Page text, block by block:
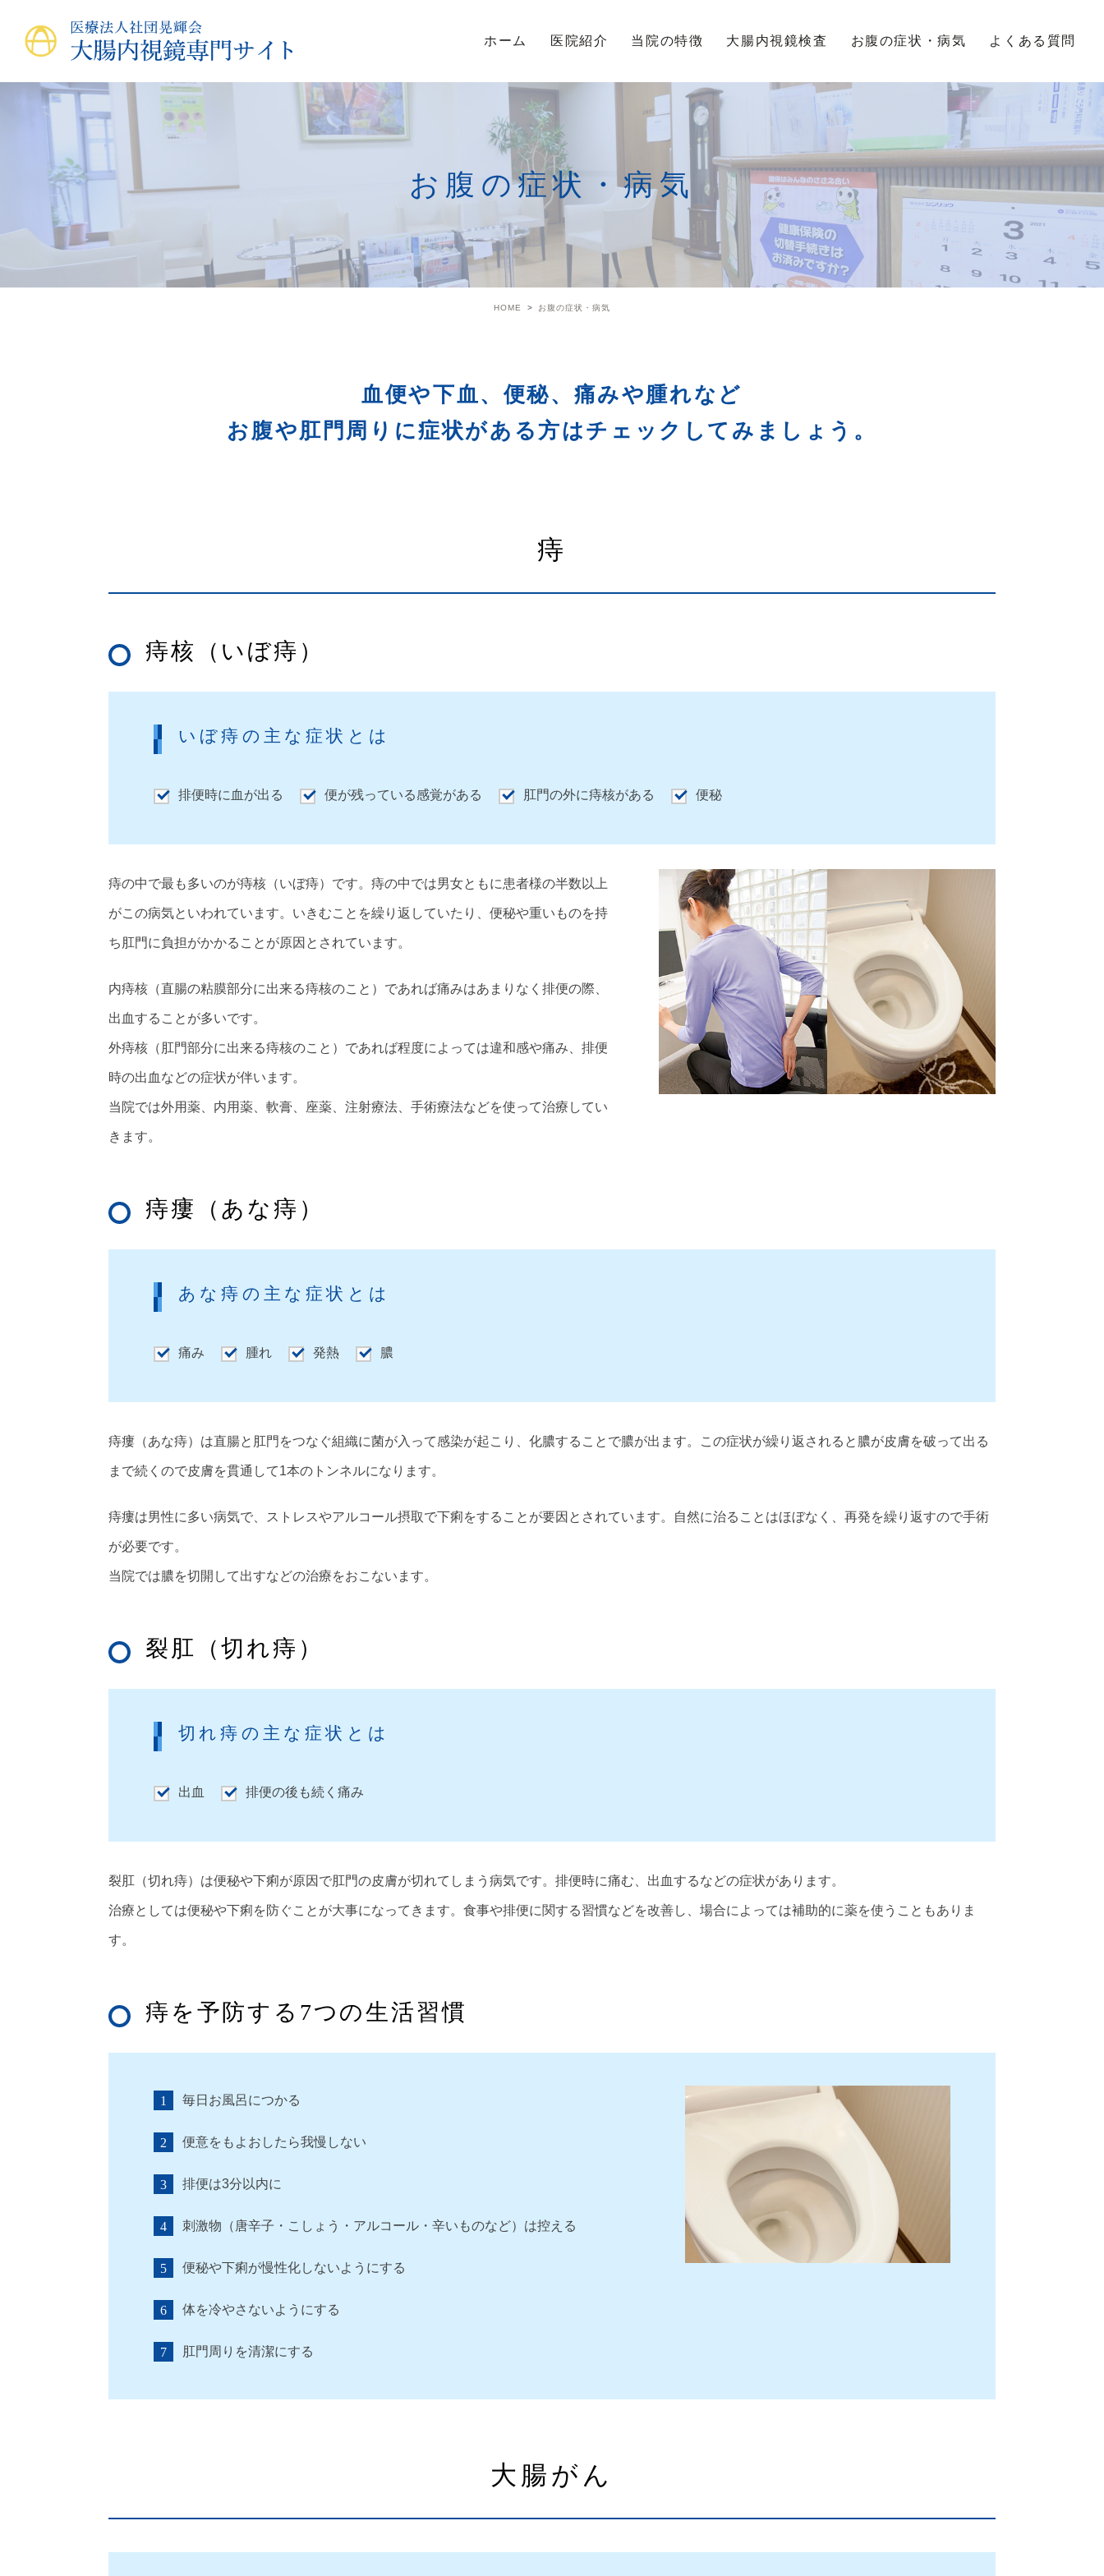
ホーム 医院紹介 当院の特徴 大腸内視鏡検査 お腹の症状・病気 よくある質問
お腹の症状・病気
HOME お腹の症状・病気
血便や下血、便秘、痛みや腫れなど
お腹や肛門周りに症状がある方はチェックしてみましょう。
痔
痔核（いぼ痔）
いぼ痔の主な症状とは
排便時に血が出る 便が残っている感覚がある 肛門の外に痔核がある 便秘
痔の中で最も多いのが痔核（いぼ痔）です。痔の中では男女ともに患者様の半数以上
がこの病気といわれています。いきむことを繰り返していたり、便秘や重いものを持
ち肛門に負担がかかることが原因とされています。
内痔核（直腸の粘膜部分に出来る痔核のこと）であれば痛みはあまりなく排便の際、
出血することが多いです。
外痔核（肛門部分に出来る痔核のこと）であれば程度によっては違和感や痛み、排便
時の出血などの症状が伴います。
当院では外用薬、内用薬、軟膏、座薬、注射療法、手術療法などを使って治療してい
きます。
痔瘻（あな痔）
あな痔の主な症状とは
痛み 腫れ 発熱 膿
痔瘻（あな痔）は直腸と肛門をつなぐ組織に菌が入って感染が起こり、化膿することで膿が出ます。この症状が繰り返されると膿が皮膚を破って出る
まで続くので皮膚を貫通して1本のトンネルになります。
痔瘻は男性に多い病気で、ストレスやアルコール摂取で下痢をすることが要因とされています。自然に治ることはほぼなく、再発を繰り返すので手術
が必要です。
当院では膿を切開して出すなどの治療をおこないます。
裂肛（切れ痔）
切れ痔の主な症状とは
出血 排便の後も続く痛み
裂肛（切れ痔）は便秘や下痢が原因で肛門の皮膚が切れてしまう病気です。排便時に痛む、出血するなどの症状があります。
治療としては便秘や下痢を防ぐことが大事になってきます。食事や排便に関する習慣などを改善し、場合によっては補助的に薬を使うこともありま
す。
痔を予防する7つの生活習慣
毎日お風呂につかる
便意をもよおしたら我慢しない
排便は3分以内に
刺激物（唐辛子・こしょう・アルコール・辛いものなど）は控える
便秘や下痢が慢性化しないようにする
体を冷やさないようにする
肛門周りを清潔にする
大腸がん